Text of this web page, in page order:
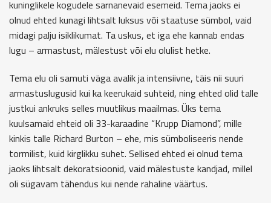
kuninglikele kogudele sarnanevaid esemeid. Tema jaoks ei
olnud ehted kunagi lihtsalt luksus või staatuse sümbol, vaid
midagi palju isiklikumat. Ta uskus, et iga ehe kannab endas
lugu – armastust, mälestust või elu olulist hetke.
Tema elu oli samuti väga avalik ja intensiivne, täis nii suuri
armastuslugusid kui ka keerukaid suhteid, ning ehted olid talle
justkui ankruks selles muutlikus maailmas. Üks tema
kuulsamaid ehteid oli 33-karaadine “Krupp Diamond”, mille
kinkis talle Richard Burton – ehe, mis sümboliseeris nende
tormilist, kuid kirglikku suhet. Sellised ehted ei olnud tema
jaoks lihtsalt dekoratsioonid, vaid mälestuste kandjad, millel
oli sügavam tähendus kui nende rahaline väärtus.